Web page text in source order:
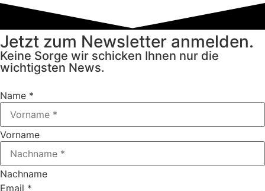
Jetzt zum Newsletter anmelden.
Keine Sorge wir schicken Ihnen nur die
wichtigsten News.
Name *
Vorname
Nachname
Email *